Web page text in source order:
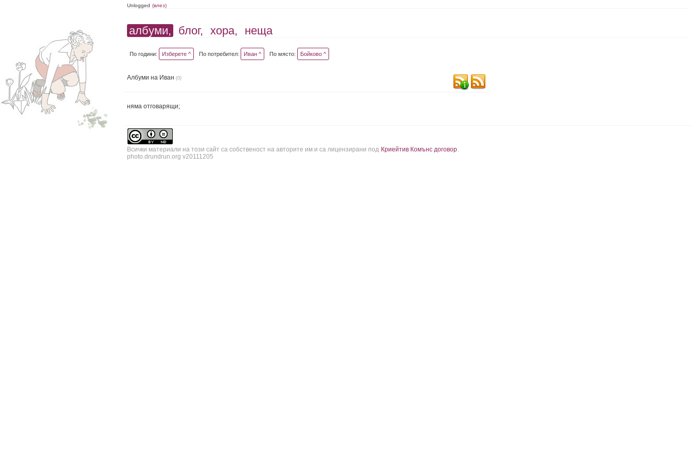
Unlogged (влез)
албуми, блог, хора, неща
По години: Изберете ^ По потребител: Иван ^ По място: Бойково ^
Албуми на Иван (0)
няма отговарящи;
Всички материали на този сайт са собственост на авторите им и са лицензирани под Криейтив Комънс договор.
photo.drundrun.org v20111205